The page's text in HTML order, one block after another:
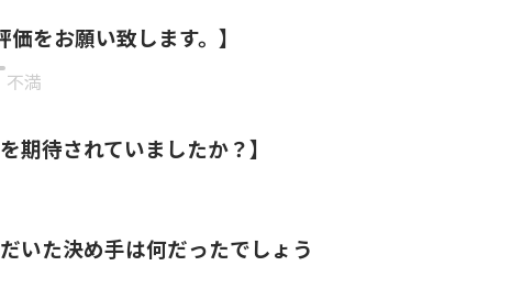
をお願い致します。】
不満
期待されていましたか？】
いた決め手は何だったでしょう